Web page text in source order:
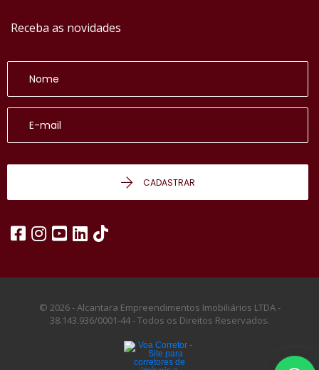
Receba as novidades
CADASTRAR
© 2026 - Alcantara Empreendimentos Imobiliários LTDA -
38.143.936/0001-44 -Todos os Direitos Reservados.